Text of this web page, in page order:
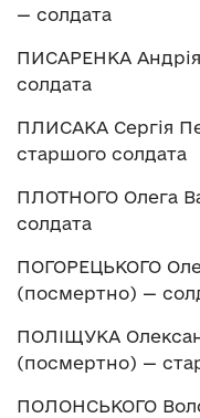
— солдата
ПИСАРЕНКА
солдата
ПЛИСАКА Сергія
старшого солдата
ПЛОТНОГО Олега
солдата
ПОГОРЕЦЬКОГО
(посмертно) —
ПОЛІЩУКА
(посмертно) —
ПОЛОНСЬКОГО